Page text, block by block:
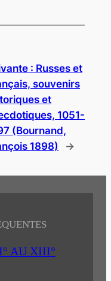
: Russes et
souvenirs
et
1051-
(Bournand,
1898)
→
AU XIII°